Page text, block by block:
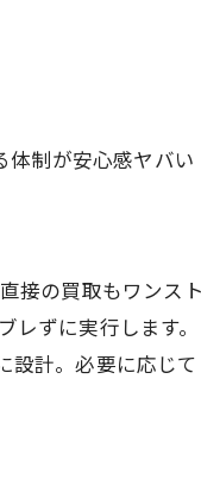
体制が安心感ヤバい
接の買取もワンス
レずに実行します。
設計。必要に応じ